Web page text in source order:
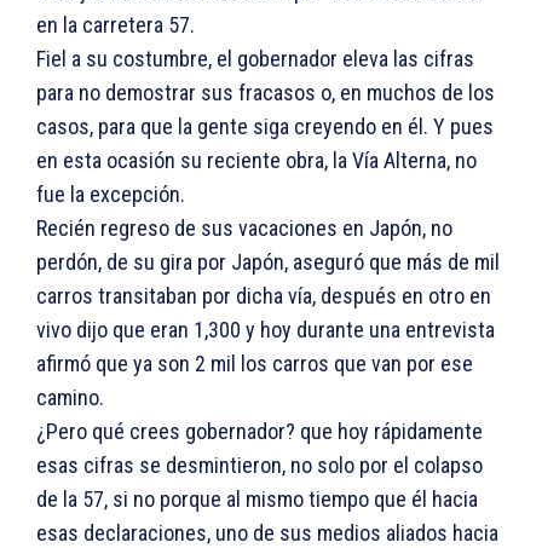
en la carretera 57.
Fiel a su costumbre, el gobernador eleva las cifras
para no demostrar sus fracasos o, en muchos de los
casos, para que la gente siga creyendo en él. Y pues
en esta ocasión su reciente obra, la Vía Alterna, no
fue la excepción.
Recién regreso de sus vacaciones en Japón, no
perdón, de su gira por Japón, aseguró que más de mil
carros transitaban por dicha vía, después en otro en
vivo dijo que eran 1,300 y hoy durante una entrevista
afirmó que ya son 2 mil los carros que van por ese
camino.
¿Pero qué crees gobernador? que hoy rápidamente
esas cifras se desmintieron, no solo por el colapso
de la 57, si no porque al mismo tiempo que él hacia
esas declaraciones, uno de sus medios aliados hacia